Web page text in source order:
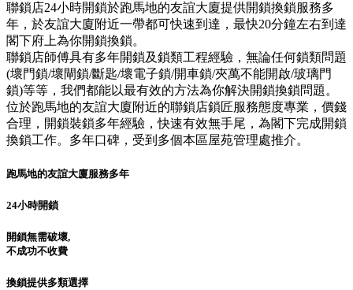
聯鎖店24小時開鎖於跑馬地的友誼大廈提供開鎖換鎖服務多
年，於友誼大廈附近一帶都可快速到達，最快20分鐘左右到達
閣下府上為你開鎖換鎖。
聯鎖店師傅具有多年開鎖及鎖類工程經驗，無論任何鎖類問題
(壞門鎖/壞閘鎖/斷匙/壞電子鎖/開車鎖/夾萬不能開啟/玻璃門
鎖)等等，我們都能以最有效的方法為你解決開鎖換鎖問題。
位於跑馬地的友誼大廈附近的聯鎖店鎖匠服務態度專業，價錢
合理，開鎖裝鎖多年經驗，快速有效無手尾，為閣下完成開鎖
換鎖工作。多年口碑，受到多個本區屋苑管理處推介。
跑馬地的友誼大廈服務多年
24小時開鎖
開鎖無需破壞,
不成功不收費
換鎖提供多類選擇